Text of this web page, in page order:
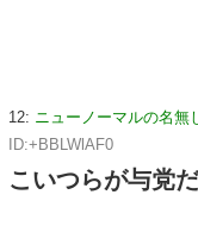
12: ニューノーマルの名無
ID:+BBLWlAF0
こいつらが与党